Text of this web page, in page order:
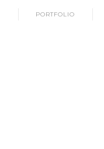
PORTFOLIO